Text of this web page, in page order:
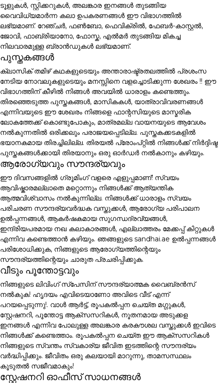
ടൂളുകൾ, സ്റ്റിക്കറുകൾ, അലങ്കാര ഇനങ്ങൾ തുടങ്ങിയ
വൈവിധ്യമാർന്ന കലാ ഉപകരണങ്ങൾ ഈ വിഭാഗത്തിൽ
ലഭ്യമാണ്. റേഞ്ചർ, ഫൺബോ, ഫെവിക്രിൽ, ഫേബർ-കാസ്റ്റൽ,
ജോവി, ഫാബ്രിയാനോ, ഫോസ്ക, എൽമർ തുടങ്ങിയ മികച്ച
നിലവാരമുള്ള ബ്രാൻഡുകൾ ലഭ്യമാണ്.
പുസ്തകങ്ങൾ
ക്ലാസിക് തമിഴ് കഥകളുടെയും അന്താരാഷ്ട്രതലത്തിൽ പ്രശംസ
നേടിയ നോവലുകളുടെയും മനസ്സിനെ വളച്ചൊടിക്കുന്ന ശേഖരം !! ഈ
വിഭാഗത്തിന് കീഴിൽ നിങ്ങൾ അവയിൽ ധാരാളം കണ്ടെത്തും.
തിരഞ്ഞെടുത്ത പുസ്തകങ്ങൾ, മാസികകൾ, യാത്രാവിവരണങ്ങൾ
എന്നിവയുടെ ഈ ശേഖരം നിങ്ങളെ ഫാന്റസിയുടെ മാസ്മരിക
ലോകത്തേക്ക് കൊണ്ടുപോകും, മാത്രമല്ല വായനയുടെ ആവേശം
നൽകുന്നതിൽ ഒരിക്കലും പരാജയപ്പെടില്ല. പുസ്തകക്കടകളിൽ
ഭയാനകമായ തിരച്ചിലില്ല. തിരയൽ പ്രോംപ്റ്റിൽ നിങ്ങൾക്ക് നിർദ്ദിഷ്ട
പുസ്തകങ്ങൾക്കായി തിരയാനും ഒരു ഓർഡർ നൽകാനും കഴിയും.
ആരോഗ്യവും സൗന്ദര്യവും
ഈ ദിവസങ്ങളിൽ ഗ്രൂമിംഗ് വളരെ എളുപ്പമാണ്! സ്വയം
ആവിഷ്കാരമല്ലാതെ മറ്റൊന്നും നിങ്ങൾക്ക് ആത്യന്തിക
ആത്മവിശ്വാസം നൽകുന്നില്ല. നിങ്ങൾക്ക് ധാരാളം സ്വയം
പരിചരണ സൗന്ദര്യവർദ്ധക വസ്തുക്കൾ, ആരോഗ്യ പരിപാലന
ഉൽപ്പന്നങ്ങൾ, ആകർഷകമായ സുഗന്ധദ്രവ്യങ്ങൾ,
ഇന്ദ്രിയപരമായ നഖ കലാകാരങ്ങൾ, എല്ലാത്തരം മേക്കപ്പ് കിറ്റുകൾ
എന്നിവ കണ്ടെത്താൻ കഴിയും. ഞങ്ങളുടെ sandhai.ae ഉൽപ്പന്നങ്ങൾ
പരിശോധിക്കുക, നിങ്ങളുടെ ആരോഗ്യത്തിന്റെയും
സൗന്ദര്യത്തിന്റെയും ചാരുത പ്രചരിപ്പിക്കുക.
വീടും പൂന്തോട്ടവും
നിങ്ങളുടെ ലിവിംഗ് സ്പേസിന് സൗന്ദര്യാത്മക വൈബ്രൻസ്
നൽകുക! ഹൃദയം എവിടെയാണോ അവിടെ വീട് എന്ന്
പറയപ്പെടുന്നു!. വാൾ ആർട്ട്, രൂപകൽപ്പന ചെയ്ത മഗ്ഗുകൾ,
സ്റ്റേഷനറി, പൂന്തോട്ട ആക്സസറികൾ, നൂതനമായ അടുക്കള
ഇനങ്ങൾ എന്നിവ പോലുള്ള അലങ്കാര കരകൗശല വസ്തുക്കൾ ഇവിടെ
നിങ്ങൾക്ക് കണ്ടെത്താം. രൂപകൽപ്പന ചെയ്ത ഈ ആക്സസറികൾ
നിങ്ങളുടെ സ്വന്തം സ്വകാര്യ ജീവിത ഇടത്തിന്റെ സൗന്ദര്യം
വർദ്ധിപ്പിക്കും. ജീവിതം ഒരു കലയായി മാറുന്നു, താമസസ്ഥലം
കൂടുതൽ സജീവമാകും!
സ്റ്റേഷനറി ഓഫീസ് സാധനങ്ങൾ